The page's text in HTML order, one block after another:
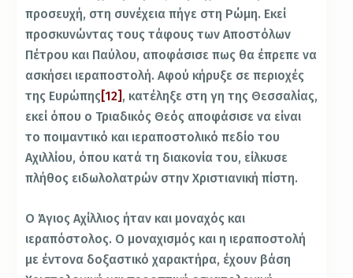
προσευχή, στη συνέχεια πήγε στη Ρώμη. Εκεί
προσκυνώντας τους τάφους των Αποστόλων
Πέτρου και Παύλου, αποφάσισε πως θα έπρεπε να
ασκήσει ιεραποστολή. Αφού κήρυξε σε περιοχές
της Ευρώπης[12] , κατέληξε στη γη της Θεσσαλίας,
εκεί όπου ο Τριαδικός Θεός αποφάσισε να είναι
το ποιμαντικό και ιεραποστολικό πεδίο του
Αχιλλίου, όπου κατά τη διακονία του, είλκυσε
πλήθος ειδωλολατρών στην Χριστιανική πίστη.
Ο Άγιος Αχίλλιος ήταν και μοναχός και
ιεραπόστολος. Ο μοναχισμός και η ιεραποστολή
με έντονα δοξαστικό χαρακτήρα, έχουν βάση